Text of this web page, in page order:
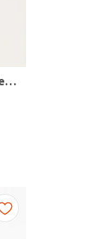
Kit Relógio + Acessório Condor Feminino DOURADO